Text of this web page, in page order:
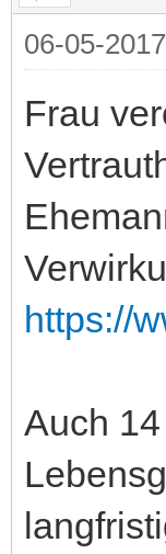
06-05-
Frau
https://
Auch